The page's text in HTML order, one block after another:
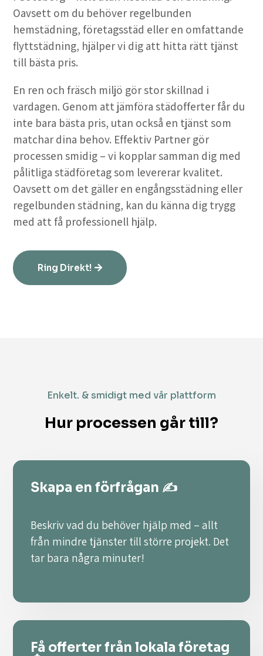
Oavsett om du behöver regelbunden
hemstädning, företagsstäd eller en omfattande
flyttstädning, hjälper vi dig att hitta rätt tjänst
till bästa pris.
En ren och fräsch miljö gör stor skillnad i
vardagen. Genom att jämföra städofferter får du
inte bara bästa pris, utan också en tjänst som
matchar dina behov. Effektiv Partner gör
processen smidig – vi kopplar samman dig med
pålitliga städföretag som levererar kvalitet.
Oavsett om det gäller en engångsstädning eller
regelbunden städning, kan du känna dig trygg
med att få professionell hjälp.
Ring Direkt!
Enkelt. & smidigt med vår plattform
Hur processen går till?
Skapa en förfrågan ✍️
Beskriv vad du behöver hjälp med – allt
från mindre tjänster till större projekt. Det
tar bara några minuter!
Få offerter från lokala företag